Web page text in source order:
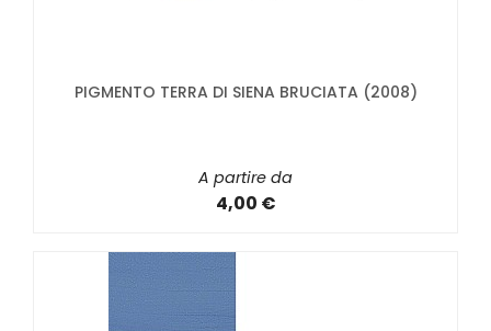
PIGMENTO TERRA DI SIENA BRUCIATA (2008)
A partire da
4,00 €